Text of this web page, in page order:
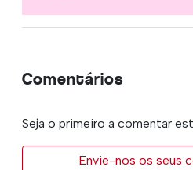
Comentários
Seja o primeiro a comentar
Envie-nos os seus